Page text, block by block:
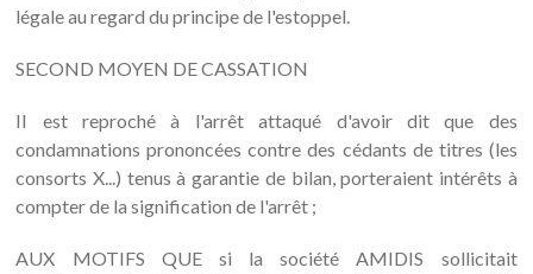
légale au regard du principe de l'estoppel.
SECOND MOYEN DE CASSATION
II est reproché à l'arrêt attaqué d'avoir dit que des
condamnations prononcées contre des cédants de titres (les
consorts X...) tenus à garantie de bilan, porteraient intérêts à
compter de la signification de l'arrêt ;
AUX MOTIFS QUE si la société AMIDIS sollicitait